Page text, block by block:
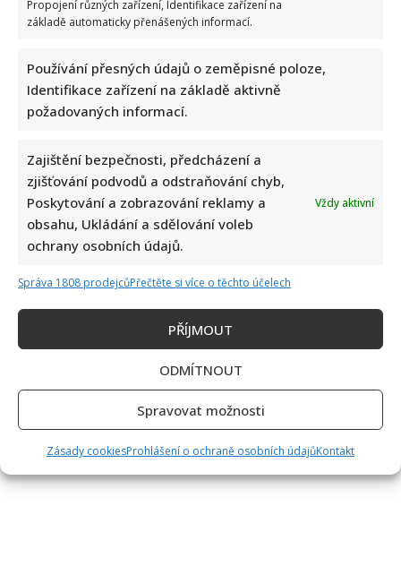
Propojení různých zařízení, Identifikace zařízení na
základě automaticky přenášených informací.
Používání přesných údajů o zeměpisné poloze,
Identifikace zařízení na základě aktivně
požadovaných informací.
Zajištění bezpečnosti, předcházení a
zjišťování podvodů a odstraňování chyb,
Poskytování a zobrazování reklamy a
obsahu, Ukládání a sdělování voleb
ochrany osobních údajů.
Vždy aktivní
Správa 1808 prodejcůPřečtěte si více o těchto účelech
PŘÍJMOUT
ODMÍTNOUT
Spravovat možnosti
Zásady cookiesProhlášení o ochraně osobních údajůKontakt